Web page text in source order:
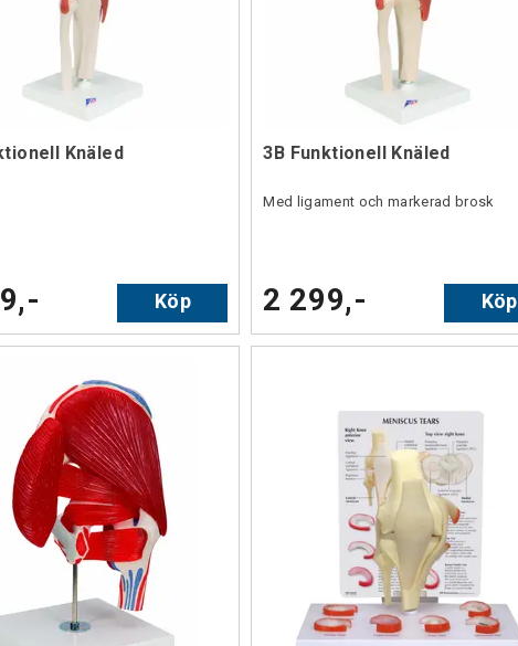
Knäled
Köp
3B Funktionell Knäled
Med ligament och markerad brosk
2 299,- Köp